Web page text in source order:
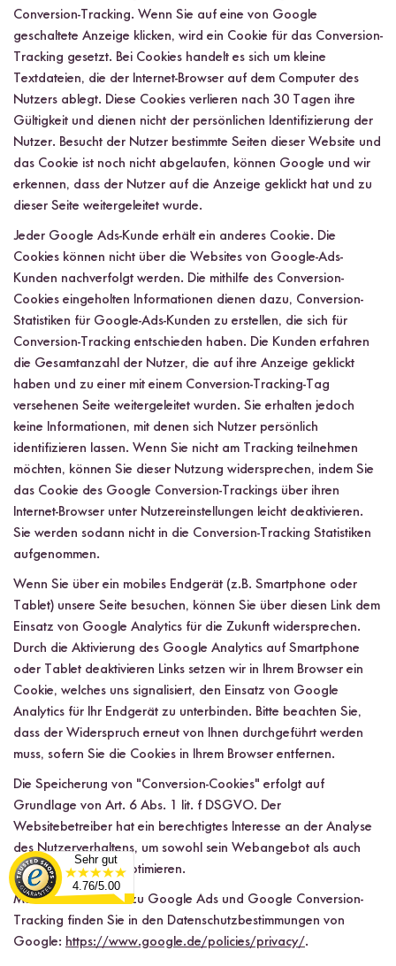
Conversion-Tracking. Wenn Sie auf eine von Google
geschaltete Anzeige klicken, wird ein Cookie für das Conversion-
Tracking gesetzt. Bei Cookies handelt es sich um kleine
Textdateien, die der Internet-Browser auf dem Computer des
Nutzers ablegt. Diese Cookies verlieren nach 30 Tagen ihre
Gültigkeit und dienen nicht der persönlichen Identifizierung der
Nutzer. Besucht der Nutzer bestimmte Seiten dieser Website und
das Cookie ist noch nicht abgelaufen, können Google und wir
erkennen, dass der Nutzer auf die Anzeige geklickt hat und zu
dieser Seite weitergeleitet wurde.
Jeder Google Ads-Kunde erhält ein anderes Cookie. Die
Cookies können nicht über die Websites von Google-Ads-
Kunden nachverfolgt werden. Die mithilfe des Conversion-
Cookies eingeholten Informationen dienen dazu, Conversion-
Statistiken für Google-Ads-Kunden zu erstellen, die sich für
Conversion-Tracking entschieden haben. Die Kunden erfahren
die Gesamtanzahl der Nutzer, die auf ihre Anzeige geklickt
haben und zu einer mit einem Conversion-Tracking-Tag
versehenen Seite weitergeleitet wurden. Sie erhalten jedoch
keine Informationen, mit denen sich Nutzer persönlich
identifizieren lassen. Wenn Sie nicht am Tracking teilnehmen
möchten, können Sie dieser Nutzung widersprechen, indem Sie
das Cookie des Google Conversion-Trackings über ihren
Internet-Browser unter Nutzereinstellungen leicht deaktivieren.
Sie werden sodann nicht in die Conversion-Tracking Statistiken
aufgenommen.
Wenn Sie über ein mobiles Endgerät (z.B. Smartphone oder
Tablet) unsere Seite besuchen, können Sie über diesen Link dem
Einsatz von Google Analytics für die Zukunft widersprechen.
Durch die Aktivierung des Google Analytics auf Smartphone
oder Tablet deaktivieren Links setzen wir in Ihrem Browser ein
Cookie, welches uns signalisiert, den Einsatz von Google
Analytics für Ihr Endgerät zu unterbinden. Bitte beachten Sie,
dass der Widerspruch erneut von Ihnen durchgeführt werden
muss, sofern Sie die Cookies in Ihrem Browser entfernen.
Die Speicherung von "Conversion-Cookies" erfolgt auf
Grundlage von Art. 6 Abs. 1 lit. f DSGVO. Der
Websitebetreiber hat ein berechtigtes Interesse an der Analyse
des Nutzerverhaltens, um sowohl sein Webangebot als auch
seine Werbung zu optimieren.
Mehr Informationen zu Google Ads und Google Conversion-
Tracking finden Sie in den Datenschutzbestimmungen von
Google: https://www.google.de/policies/privacy/.
Sehr gut
4.76/5.00